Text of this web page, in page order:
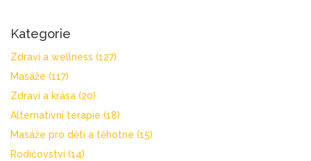
Kategorie
Zdraví a wellness (127)
Masáže (117)
Zdraví a krása (20)
Alternativní terapie (18)
Masáže pro děti a těhotné (15)
Rodičovství (14)